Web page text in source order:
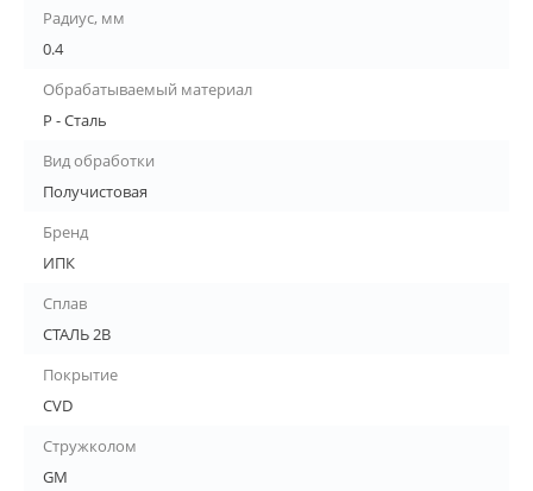
Радиус, мм
0.4
Обрабатываемый материал
P - Сталь
Вид обработки
Получистовая
Бренд
ИПК
Сплав
СТАЛЬ 2В
Покрытие
CVD
Стружколом
GM